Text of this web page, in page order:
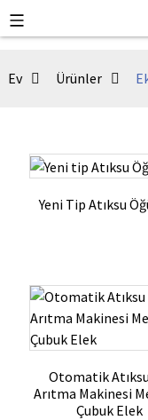
Ev Ürünler
Yeni Tip Atıksu
Otomatik
Arıtma Makinesi
Çubuk Elek